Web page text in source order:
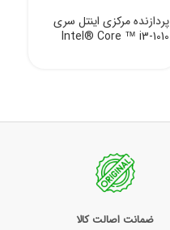
پردازنده مرکزی اینتل سری
Intel® Core ™ i3-1010
ضمانت اصالت کالا